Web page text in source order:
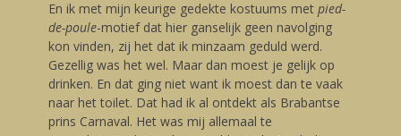
En ik met mijn keurige gedekte kostuums met pied-
de-poule-motief dat hier ganselijk geen navolging
kon vinden, zij het dat ik minzaam geduld werd.
Gezellig was het wel. Maar dan moest je gelijk op
drinken. En dat ging niet want ik moest dan te vaak
naar het toilet. Dat had ik al ontdekt als Brabantse
prins Carnaval. Het was mij allemaal te